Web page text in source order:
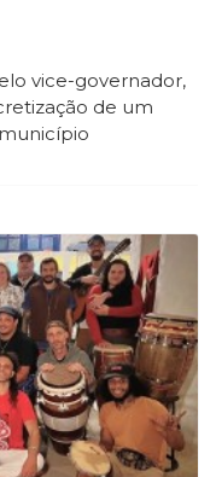
vice-governador,
de um